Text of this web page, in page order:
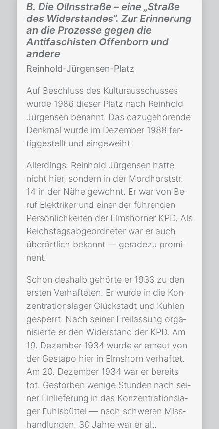
B. Die Ollnsstraße – eine „Straße
des Widerstandes“. Zur Erinnerung
an die Prozesse gegen die
Antifaschisten Offenborn und
andere
Reinhold-Jürgensen-Platz
Auf Be­schluss des Kul­tur­aus­schus­ses
wur­de 1986 die­ser Platz nach Rein­hold
Jür­gen­sen be­nannt. Das da­zu­ge­hö­ren­de
Denk­mal wur­de im De­zem­ber 1988 fer­
tig­ge­stellt und ein­ge­weiht.
Al­ler­dings: Rein­hold Jür­gen­sen hat­te
nicht hier, son­dern in der Mord­horst­str.
14 in der Nähe ge­wohnt. Er war von Be­
ruf Elek­tri­ker und ei­ner der füh­ren­den
Per­sön­lich­kei­ten der Elms­hor­ner KPD. Als
Reichs­tags­ab­ge­ord­ne­ter war er auch
über­ört­lich be­kannt — ge­ra­de­zu pro­mi­
nent.
Schon des­halb ge­hör­te er 1933 zu den
ers­ten Ver­haf­te­ten. Er wur­de in die Kon­
zen­tra­ti­ons­la­ger Glück­stadt und Kuh­len
ge­sperrt. Nach sei­ner Frei­las­sung or­ga­
ni­sier­te er den Wi­der­stand der KPD. Am
19. De­zem­ber 1934 wur­de er er­neut von
der Ge­sta­po hier in Elms­horn ver­haf­tet.
Am 20. De­zem­ber 1934 war er be­reits
tot. Ge­stor­ben we­ni­ge Stun­den nach sei­
ner Ein­lie­fe­rung in das Kon­zen­tra­ti­ons­la­
ger Fuhls­büt­tel — nach schwe­ren Miss­
hand­lun­gen. 36 Jah­re war er alt.